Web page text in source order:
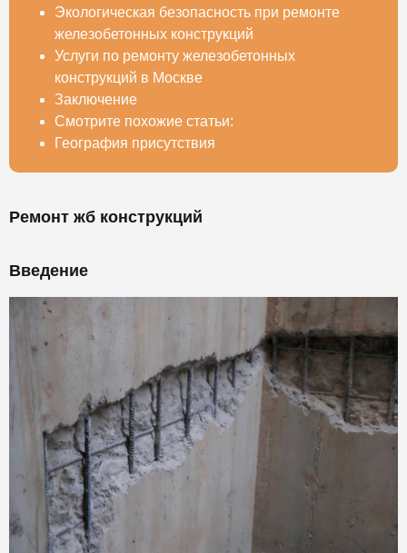
Экологическая безопасность при ремонте
железобетонных конструкций
Услуги по ремонту железобетонных
конструкций в Москве
Заключение
Смотрите похожие статьи:
География присутствия
Ремонт жб конструкций
Введение